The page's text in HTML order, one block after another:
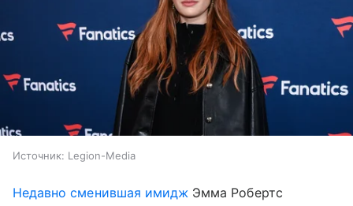
Источник: Legion-Media
Недавно сменившая имидж Эмма Робертс